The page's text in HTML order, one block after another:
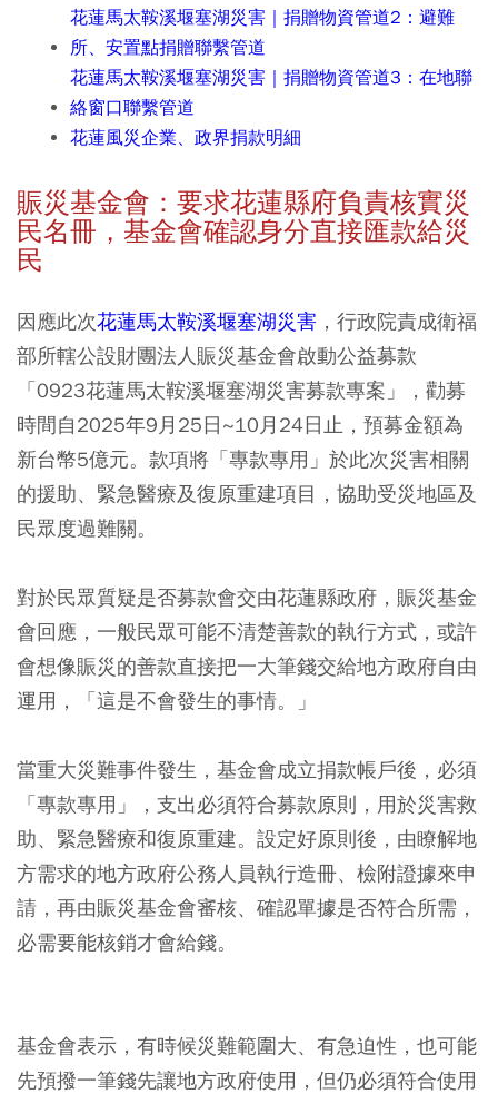
花蓮馬太鞍溪堰塞湖災害｜捐贈物資管道2：避難
所、安置點捐贈聯繫管道
花蓮馬太鞍溪堰塞湖災害｜捐贈物資管道3：在地聯
絡窗口聯繫管道
花蓮風災企業、政界捐款明細
賑災基金會：要求花蓮縣府負責核實災
民名冊，基金會確認身分直接匯款給災
民
因應此次花蓮馬太鞍溪堰塞湖災害 ， 行政院責成衛福
部所轄公設財團法人賑災基金會啟動公益募款
「0923花蓮馬太鞍溪堰塞湖災害募款專案」，勸募
時間自2025年9月25日~10月24日止，預募金額為
新台幣5億元。 款項將 「專款專用 」於此次災害相關
的援助、緊急醫療及復原重建項目，協助受災地區及
民眾度過難關。
對於民眾質疑是否募款會交由花蓮縣政府，賑災基金
會回應，一般民眾可能不清楚善款的執行方式，或許
會想像賑災的善款直接把一大筆錢交給地方政府自由
運用，「這是不會發生的事情。」
當重大災難事件發生，基金會成立捐款帳戶後，必須
「專款專用」，支出必須符合募款原則，用於災害救
助、緊急醫療和復原重建。設定好原則後，由瞭解地
方需求的地方政府公務人員執行造冊、檢附證據來申
請，再由賑災基金會審核、確認單據是否符合所需，
必需要能核銷才會給錢。
基金會表示，有時候災難範圍大、有急迫性，也可能
先預撥一筆錢先讓地方政府使用，但仍必須符合使用